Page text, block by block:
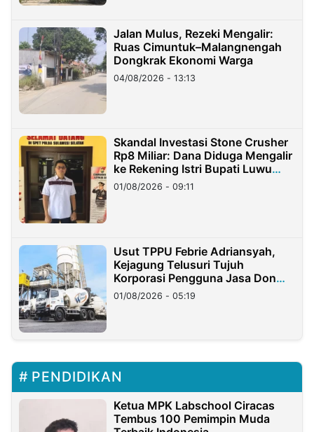
Jalan Mulus, Rezeki Mengalir:
Ruas Cimuntuk–Malangnengah
Dongkrak Ekonomi Warga
04/08/2026 - 13:13
Skandal Investasi Stone Crusher
Rp8 Miliar: Dana Diduga Mengalir
ke Rekening Istri Bupati Luwu
Timur
01/08/2026 - 09:11
Usut TPPU Febrie Adriansyah,
Kejagung Telusuri Tujuh
Korporasi Pengguna Jasa Don
Ritto
01/08/2026 - 05:19
PENDIDIKAN
Ketua MPK Labschool Ciracas
Tembus 100 Pemimpin Muda